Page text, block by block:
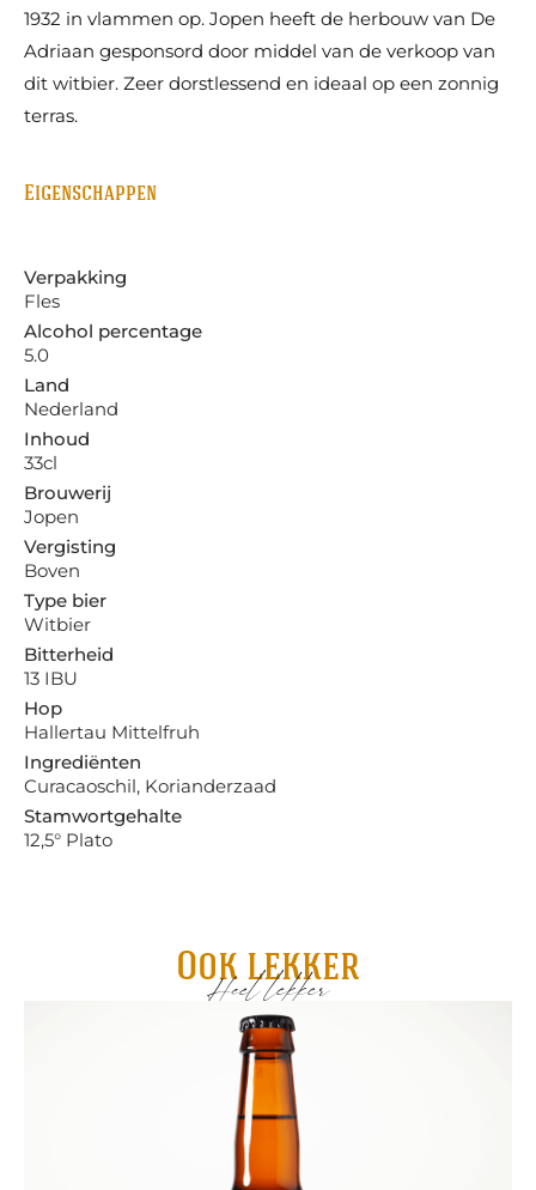
1932 in vlammen op. Jopen heeft de herbouw van De
Adriaan gesponsord door middel van de verkoop van
dit witbier. Zeer dorstlessend en ideaal op een zonnig
terras.
Eigenschappen
Verpakking
Fles
Alcohol percentage
5.0
Land
Nederland
Inhoud
33cl
Brouwerij
Jopen
Vergisting
Boven
Type bier
Witbier
Bitterheid
13 IBU
Hop
Hallertau Mittelfruh
Ingrediënten
Curacaoschil, Korianderzaad
Stamwortgehalte
12,5° Plato
Ook lekker
Heel lekker